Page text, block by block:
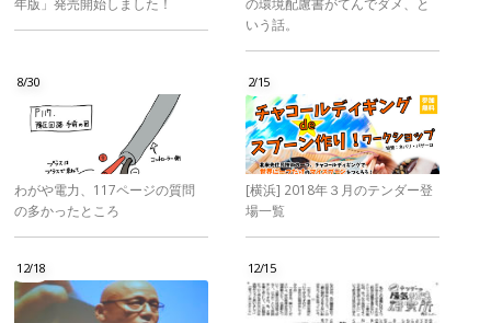
年版」発売開始しました！
の環境配慮書がてんでダメ、と
いう話。
8/30
わがや電力、117ページの質問
の多かったところ
2/15
[横浜] 2018年３月のテンダー登
場一覧
12/18 12/15